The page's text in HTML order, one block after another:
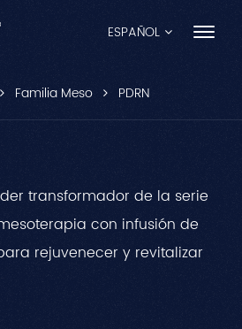
ESPAÑOL
Español
Pусский
Português
Familia Meso PDRN
transformador de la serie
con infusión de
rejuvenecer y revitalizar